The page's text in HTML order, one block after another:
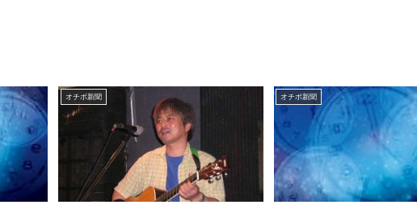
オチボ新聞 オチボ新聞